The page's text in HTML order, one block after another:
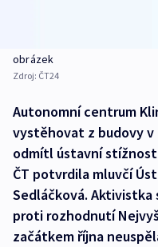
obrázek
Zdroj: ČT24
Autonomní centrum
vystěhovat z budovy v
odmítl ústavní
ČT potvrdila mluvčí
Sedláčková.
proti rozhodnutí
začátkem října